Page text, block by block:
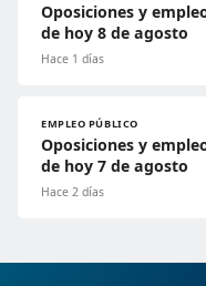
Oposiciones y
de hoy 8 de agosto
Hace 1 días
EMPLEO PÚBLICO
Oposiciones y
de hoy 7 de agosto
Hace 2 días